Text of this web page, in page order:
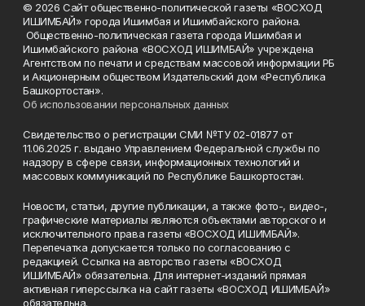
© 2026 Сайт общественно-политической газеты «ВОСХОД
ИШИМБАЙ» города Ишимбая и Ишимбайского района.
Общественно-политическая газета города Ишимбая и
Ишимбайского района «ВОСХОД ИШИМБАЙ» учреждена
Агентством по печати и средствам массовой информации РБ
и Акционерным обществом Издательский дом «Республика
Башкортостан».
Об использовании персональных данных
Свидетельство о регистрации СМИ №ТУ 02-01877 от
11.06.2025 г. выдано Управлением Федеральной службы по
надзору в сфере связи, информационных технологий и
массовых коммуникаций по Республике Башкортостан.
Новости, статьи, другие публикации, а также фото-, видео-,
графические материалы являются объектами авторского и
исключительного права газеты «ВОСХОД ИШИМБАЙ».
Перепечатка допускается только по согласованию с
редакцией. Ссылка на авторство газеты «ВОСХОД
ИШИМБАЙ» обязательна. Для интернет-изданий прямая
активная гиперссылка на сайт газеты «ВОСХОД ИШИМБАЙ»
обязательна.